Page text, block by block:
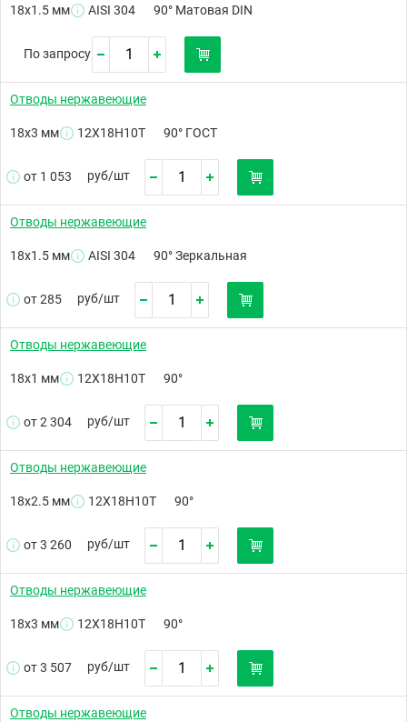
18х1.5 мм AISI 304 90° Матовая DIN
По запросу
Отводы нержавеющие
18х3 мм 12Х18Н10Т 90° ГОСТ
от 1 053 руб/шт
Отводы нержавеющие
18х1.5 мм AISI 304 90° Зеркальная
от 285 руб/шт
Отводы нержавеющие
18х1 мм 12Х18Н10Т 90°
от 2 304 руб/шт
Отводы нержавеющие
18х2.5 мм 12Х18Н10Т 90°
от 3 260 руб/шт
Отводы нержавеющие
18х3 мм 12Х18Н10Т 90°
от 3 507 руб/шт
Отводы нержавеющие